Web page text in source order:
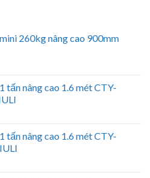
260kg nâng cao 900mm
tấn nâng cao 1.6 mét CTY-
tấn nâng cao 1.6 mét CTY-